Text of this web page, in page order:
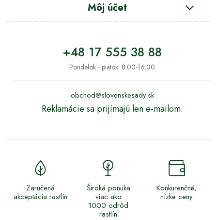
Môj účet
+48 17 555 38 88
Pondelok - piatok: 8:00-16:00
obchod@slovenskesady.sk
Reklamácie sa prijímajú len e-mailom.
Zaručená
akceptácia rastlín
Široká ponuka
viac ako
1000 odrôd
rastlín
Konkurenčné,
nízke ceny